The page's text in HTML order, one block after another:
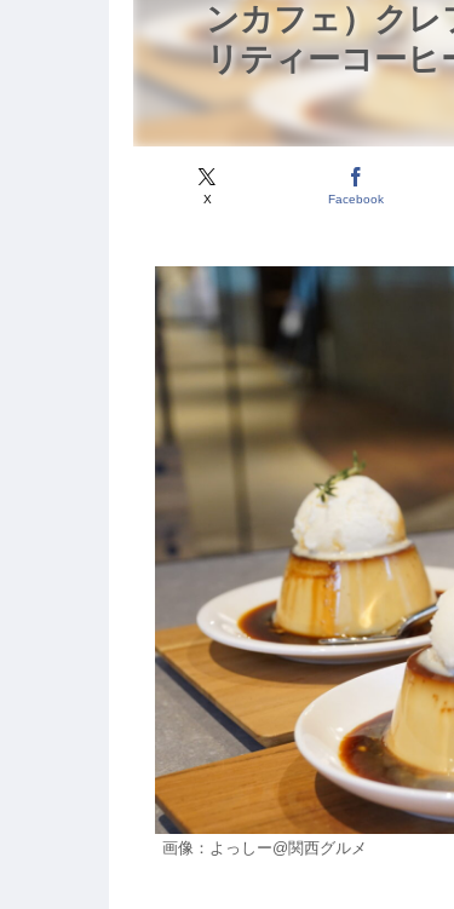
ンカフェ）クレ
リティーコーヒ
X Facebook
画像：よっしー@関西グルメ